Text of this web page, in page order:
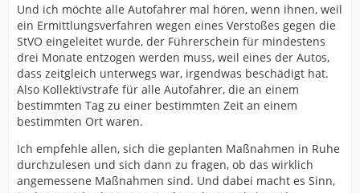
Und ich möchte alle Autofahrer mal hören, wenn ihnen, weil
ein Ermittlungsverfahren wegen eines Verstoßes gegen die
StVO eingeleitet wurde, der Führerschein für mindestens
drei Monate entzogen werden muss, weil eines der Autos,
dass zeitgleich unterwegs war, irgendwas beschädigt hat.
Also Kollektivstrafe für alle Autofahrer, die an einem
bestimmten Tag zu einer bestimmten Zeit an einem
bestimmten Ort waren.
Ich empfehle allen, sich die geplanten Maßnahmen in Ruhe
durchzulesen und sich dann zu fragen, ob das wirklich
angemessene Maßnahmen sind. Und dabei macht es Sinn,